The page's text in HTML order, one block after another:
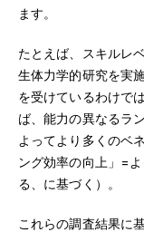
ます。
たとえば、スキルレ
生体力学的研究を実
を受けているわけで
ば、能力の異なるラ
よってより多くのベ
ング効率の向上」=
る、に基づく）。
これらの調査結果に